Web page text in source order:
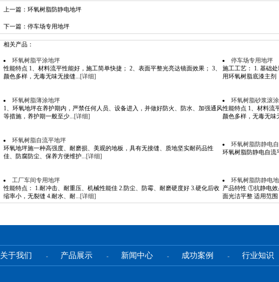
上一篇： 环氧树脂防静电地坪
下一篇： 停车场专用地坪
相关产品：
环氧树脂平涂地坪
性能特点 1、材料流平性能好，施工简单快捷； 2、表面平整光亮达镜面效果； 3、
颜色多样，无毒无味无接缝...[详细]
停车场专用地坪
施工工艺： 1. 基础
用环氧树脂底漆主剂
环氧树脂薄涂地坪
1、环氧地坪在养护期内，严禁任何人员、设备进入，并做好防火、防水、加强通风
等措施，养护期一般至少...[详细]
环氧树脂砂浆滚
性能特点 1、材料流
颜色多样，无毒无味
环氧树脂自流平地坪
环氧地坪施一种高强度、耐磨损、美观的地板，具有无接缝、质地坚实耐药品性
佳、防腐防尘、保养方便维护...[详细]
环氧树脂防静电
环氧树脂防静电自流
工厂车间专用地坪
性能特点： 1.耐冲击、耐重压、机械性能佳 2.防尘、防霉、耐磨硬度好 3.硬化后收
缩率小，无裂缝 4.耐水、耐...[详细]
环氧树脂防静电
产品特性 ①抗静电
面光洁平整 适用范围
关于我们 - 产品展示 - 新闻中心 - 成功案例 - 行业知识